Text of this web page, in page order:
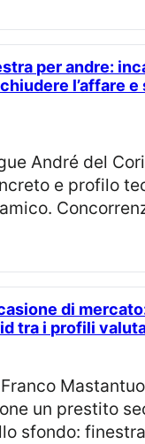
l’affare e
e profilo
tra i profili
un prestito
sfondo: